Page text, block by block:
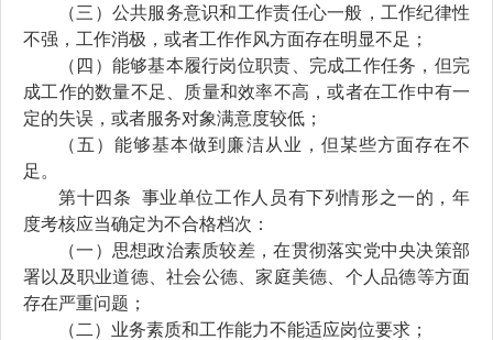
（三）公共服务意识和工作责任心一般，工作纪律性
不强， 工作消极，或者工作作风方面存在明显不足；
（四）能够基本履行岗位职责 、完成工作任务 ，但完
成工作的数量不足、
质量和效率不高，或者在工作中有一
定的失误，或者服务对象满意度较低 ；
（五）能够基本做到廉洁从业，但某些方面存在不
足。
第十四条
事业单位工作人员有下列情形之一的，年
度考核应当确定为不合格档次：
（一） 思想政治素质较差，在贯彻落实党中央决策部
署以及职业道德、社会公德、家庭美德
个人品德等方面
存在严重问题；
（二）业务素质和工作能力不能适应岗位要求；